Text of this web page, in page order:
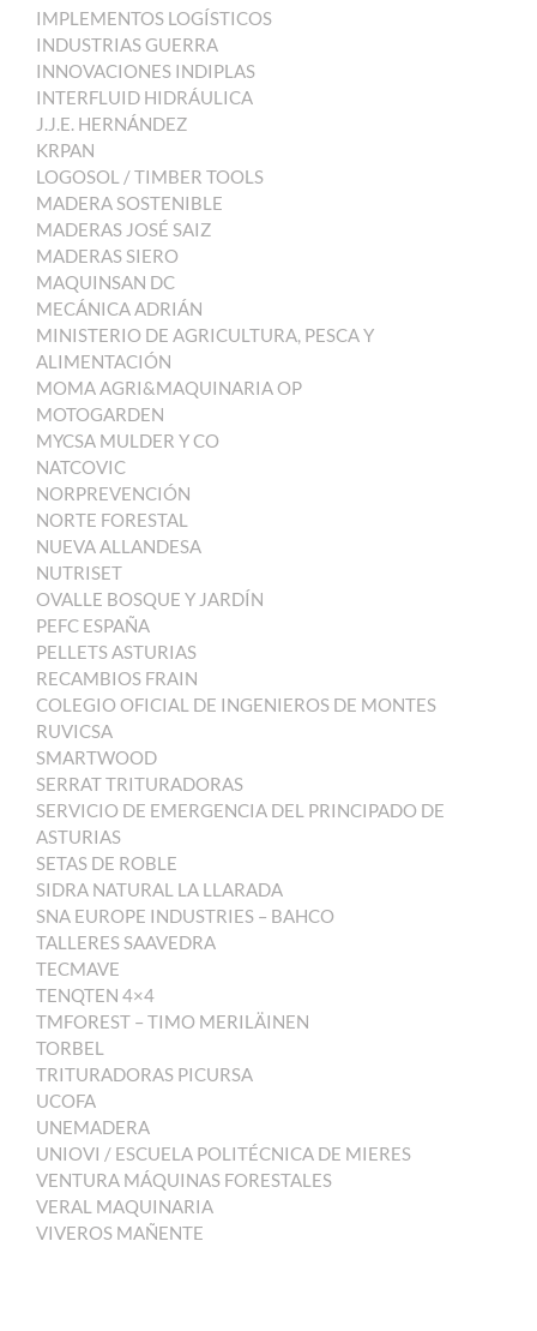
IMPLEMENTOS LOGÍSTICOS
INDUSTRIAS GUERRA
INNOVACIONES INDIPLAS
INTERFLUID HIDRÁULICA
J.J.E. HERNÁNDEZ
KRPAN
LOGOSOL / TIMBER TOOLS
MADERA SOSTENIBLE
MADERAS JOSÉ SAIZ
MADERAS SIERO
MAQUINSAN DC
MECÁNICA ADRIÁN
MINISTERIO DE AGRICULTURA, PESCA Y
ALIMENTACIÓN
MOMA AGRI&MAQUINARIA OP
MOTOGARDEN
MYCSA MULDER Y CO
NATCOVIC
NORPREVENCIÓN
NORTE FORESTAL
NUEVA ALLANDESA
NUTRISET
OVALLE BOSQUE Y JARDÍN
PEFC ESPAÑA
PELLETS ASTURIAS
RECAMBIOS FRAIN
COLEGIO OFICIAL DE INGENIEROS DE MONTES
RUVICSA
SMARTWOOD
SERRAT TRITURADORAS
SERVICIO DE EMERGENCIA DEL PRINCIPADO DE
ASTURIAS
SETAS DE ROBLE
SIDRA NATURAL LA LLARADA
SNA EUROPE INDUSTRIES – BAHCO
TALLERES SAAVEDRA
TECMAVE
TENQTEN 4×4
TMFOREST – TIMO MERILÄINEN
TORBEL
TRITURADORAS PICURSA
UCOFA
UNEMADERA
UNIOVI / ESCUELA POLITÉCNICA DE MIERES
VENTURA MÁQUINAS FORESTALES
VERAL MAQUINARIA
VIVEROS MAÑENTE